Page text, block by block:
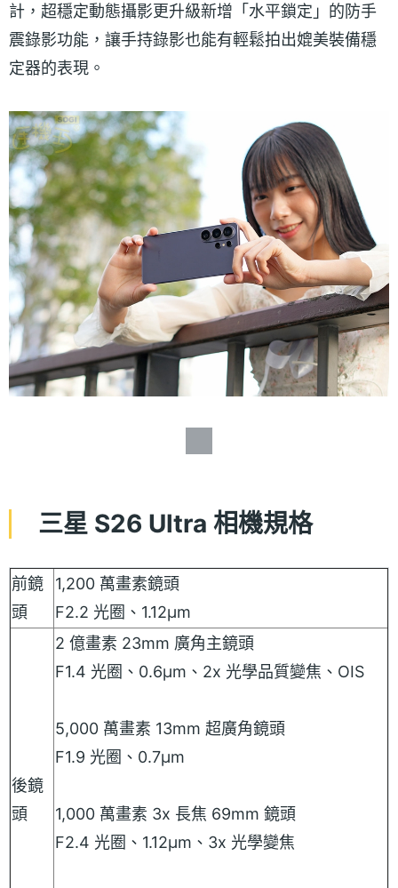
計，超穩定動態攝影更升級新增「水平鎖定」的防手
震錄影功能，讓手持錄影也能有輕鬆拍出媲美裝備穩
定器的表現。
三星 S26 Ultra 相機規格
前鏡
頭
1,200 萬畫素鏡頭
F2.2 光圈、1.12µm
後鏡
頭
2 億畫素 23mm 廣角主鏡頭
F1.4 光圈、0.6µm、2x 光學品質變焦、OIS
5,000 萬畫素 13mm 超廣角鏡頭
F1.9 光圈、0.7µm
1,000 萬畫素 3x 長焦 69mm 鏡頭
F2.4 光圈、1.12µm、3x 光學變焦